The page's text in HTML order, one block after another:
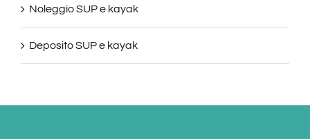
Noleggio SUP e kayak
Deposito SUP e kayak